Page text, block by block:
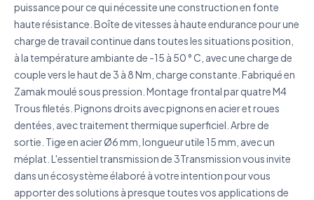
puissance pour ce qui nécessite une construction en fonte
haute résistance. Boîte de vitesses à haute endurance pour une
charge de travail continue dans toutes les situations position,
à la température ambiante de -15 à 50 ° C, avec une charge de
couple vers le haut de 3 à 8 Nm, charge constante. Fabriqué en
Zamak moulé sous pression. Montage frontal par quatre M4
Trous filetés. Pignons droits avec pignons en acier et roues
dentées, avec traitement thermique superficiel. Arbre de
sortie. Tige en acier Ø6 mm, longueur utile 15 mm, avec un
méplat. L'essentiel transmission de 3Transmission vous invite
dans un écosystème élaboré à votre intention pour vous
apporter des solutions à presque toutes vos applications de
J'accepte que mes données soient utilisées pour traiter
ma demande.Politique de confidentialité
Envoyer ma demande de devis
partagées